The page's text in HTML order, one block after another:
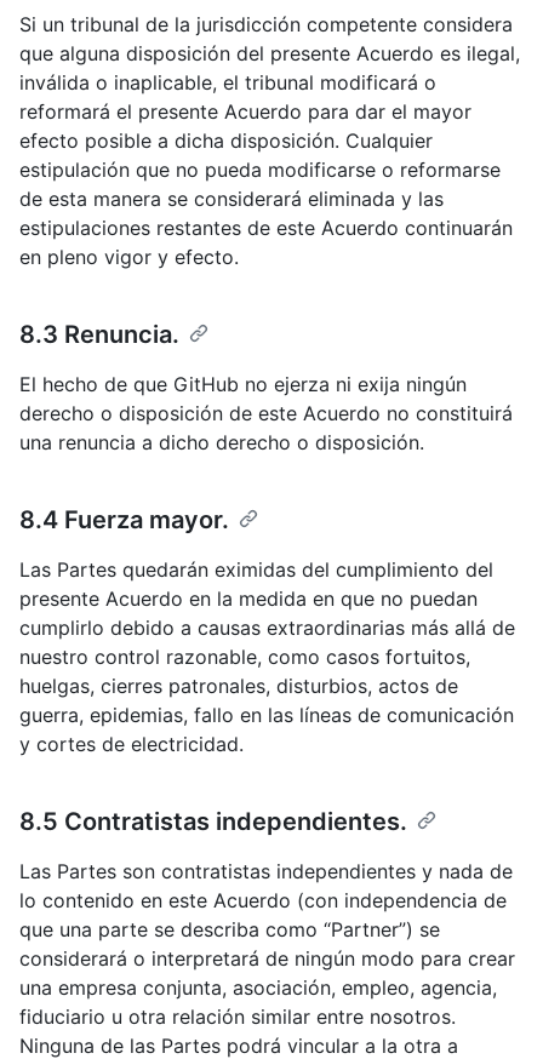
Si un tribunal de la jurisdicción competente considera
que alguna disposición del presente Acuerdo es ilegal,
inválida o inaplicable, el tribunal modificará o
reformará el presente Acuerdo para dar el mayor
efecto posible a dicha disposición. Cualquier
estipulación que no pueda modificarse o reformarse
de esta manera se considerará eliminada y las
estipulaciones restantes de este Acuerdo continuarán
en pleno vigor y efecto.
8.3 Renuncia.
El hecho de que GitHub no ejerza ni exija ningún
derecho o disposición de este Acuerdo no constituirá
una renuncia a dicho derecho o disposición.
8.4 Fuerza mayor.
Las Partes quedarán eximidas del cumplimiento del
presente Acuerdo en la medida en que no puedan
cumplirlo debido a causas extraordinarias más allá de
nuestro control razonable, como casos fortuitos,
huelgas, cierres patronales, disturbios, actos de
guerra, epidemias, fallo en las líneas de comunicación
y cortes de electricidad.
8.5 Contratistas independientes.
Las Partes son contratistas independientes y nada de
lo contenido en este Acuerdo (con independencia de
que una parte se describa como “Partner”) se
considerará o interpretará de ningún modo para crear
una empresa conjunta, asociación, empleo, agencia,
fiduciario u otra relación similar entre nosotros.
Ninguna de las Partes podrá vincular a la otra a